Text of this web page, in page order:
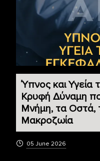
Ύπνος και Υγεία
Κρυφή Δύναμη
Μνήμη, τα Οστά,
Μακροζωία
05 June 2026